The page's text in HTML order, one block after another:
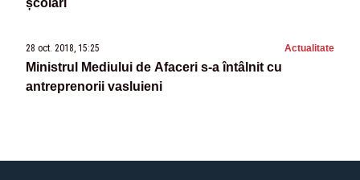
școlari
28 oct. 2018, 15:25 Actualitate
Ministrul Mediului de Afaceri s-a întâlnit cu
antreprenorii vasluieni